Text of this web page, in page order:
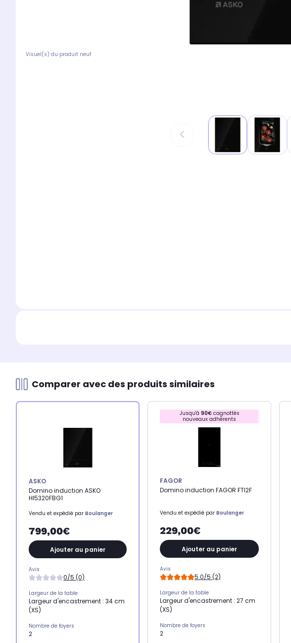
Visuel(s) du produit neuf
Comparer avec des produits similaires
ASKO
Domino induction ASKO
HI5320FBG1
Vendu et expédié par Boulanger
799,00€
Ajouter au panier
Avis
0/5 (0)
Largeur de la table
Largeur d'encastrement : 34 cm
(XS)
Nombre de foyers
2
Jusqu'à 90€cagnottés
nouveaux adhérents
FAGOR
Domino induction FAGOR FTI2F
Vendu et expédié par Boulanger
229,00€
Ajouter au panier
Avis
5.0/5 (2)
Largeur de la table
Largeur d'encastrement : 27 cm
(XS)
Nombre de foyers
2